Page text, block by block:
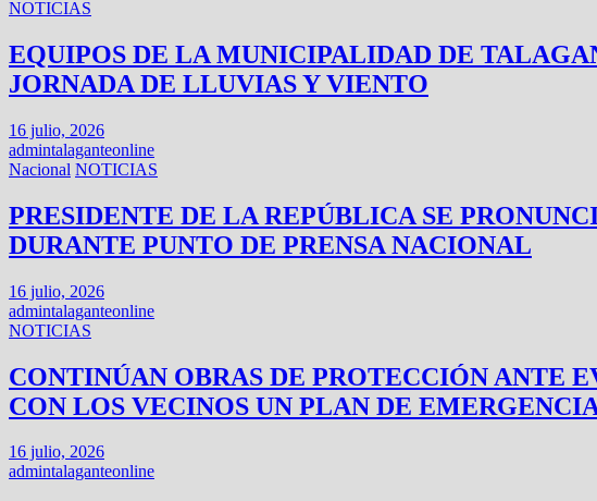
NOTICIAS
EQUIPOS DE LA MUNICIPALIDAD DE
JORNADA DE LLUVIAS Y VIENTO
16 julio, 2026
admintalaganteonline
Nacional NOTICIAS
PRESIDENTE DE LA REPÚBLICA SE
DURANTE PUNTO DE PRENSA NACIONAL
16 julio, 2026
admintalaganteonline
NOTICIAS
CONTINÚAN OBRAS DE PROTECCIÓN ANTE
CON LOS VECINOS UN PLAN DE
16 julio, 2026
admintalaganteonline